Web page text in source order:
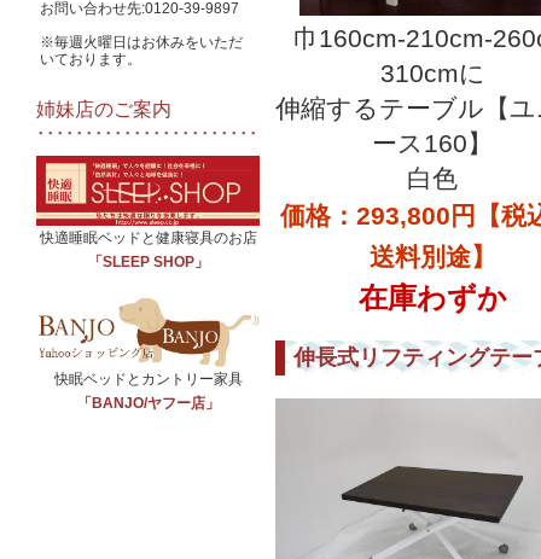
お問い合わせ先:0120-39-9897
※毎週火曜日はお休みをいただ
いております。
姉妹店のご案内
快適睡眠ベッドと健康寝具のお店
「SLEEP SHOP」
快眠ベッドとカントリー家具
「BANJO/ヤフー店」
巾160cm-210cm-
310cmに
伸縮するテーブル【
ース160】
白色
価格：293,800円【税
送料別途】
在庫わずか
伸長式リフティングテ